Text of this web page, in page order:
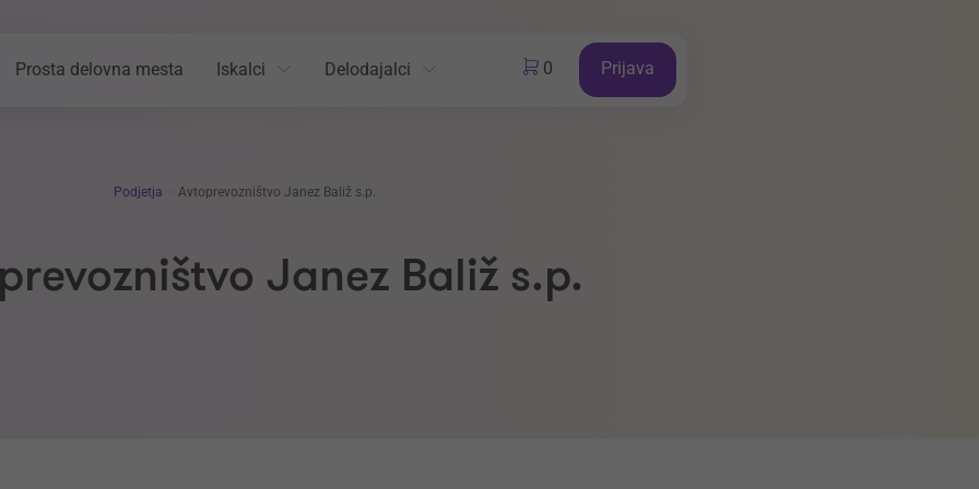
Prosta delovna mesta Iskalci Delodajalci 0 Prijava
Podjetja Avtoprevozništvo Janez Baliž s.p.
Janez Baliž s.p.